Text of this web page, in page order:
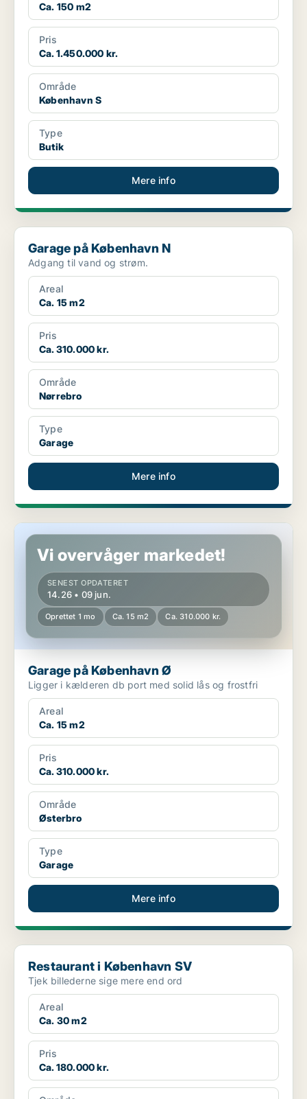
Ca. 150 m2
Pris
Ca. 1.450.000 kr.
Område
København S
Type
Butik
Mere info
Garage på København N
Garage på København N
Adgang til vand og strøm.
Areal
Ca. 15 m2
Pris
Ca. 310.000 kr.
Område
Nørrebro
Type
Garage
Mere info
Garage på København Ø
Vi overvåger markedet!
SENEST OPDATERET
14.26 • 09 jun.
Oprettet 1 mo Ca. 15 m2 Ca. 310.000 kr.
Garage på København Ø
Ligger i kælderen db port med solid lås og frostfri
Areal
Ca. 15 m2
Pris
Ca. 310.000 kr.
Område
Østerbro
Type
Garage
Mere info
Restaurant i København SV
Restaurant i København SV
Tjek billederne sige mere end ord
Areal
Ca. 30 m2
Pris
Ca. 180.000 kr.